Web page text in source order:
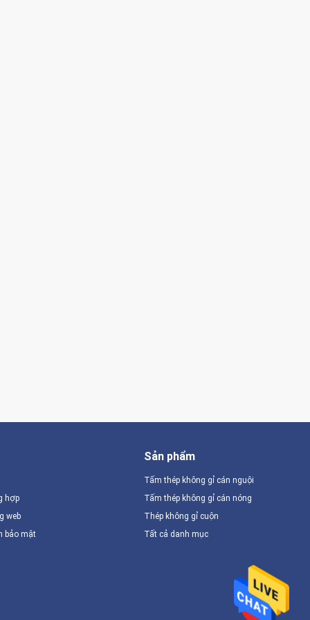
hợp
web
bảo mật
Sản phẩm
Tấm thép không gỉ cán nguội
Tấm thép không gỉ cán nóng
Thép không gỉ cuộn
Tất cả danh mục